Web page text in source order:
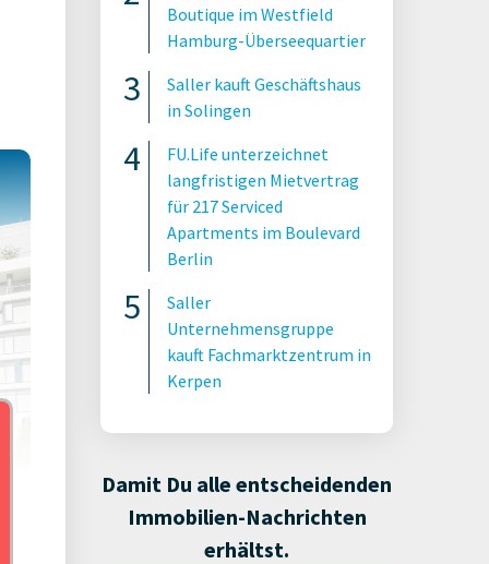
Boutique im Westfield
Hamburg-Überseequartier
Saller kauft Geschäftshaus
in Solingen
FU.Life unterzeichnet
langfristigen Mietvertrag
für 217 Serviced
Apartments im Boulevard
Berlin
Saller
Unternehmensgruppe
kauft Fachmarktzentrum in
Kerpen
Damit Du alle entscheidenden
Immobilien-Nachrichten
erhältst.